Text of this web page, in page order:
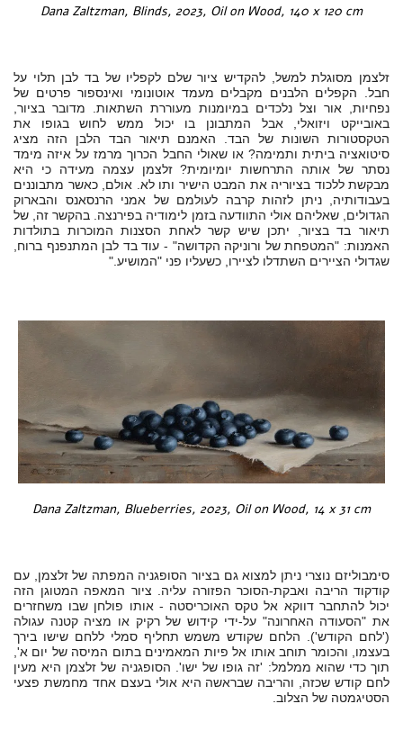
Dana Zaltzman, Blinds, 2023, Oil on Wood, 140 x 120 cm
זלצמן מסוגלת למשל, להקדיש ציור שלם לקפליו של בד לבן תלוי על
חבל. הקפלים הלבנים מקבלים מעמד אוטונומי ואינספור פרטים של
נפחיות, אור וצל נלכדים במיומנות מעוררת השתאות. מדובר בציור,
באובייקט ויזואלי, אבל המתבונן בו יכול ממש לחוש בגופו את
הטקסטורות השונות של הבד. האמנם תיאור הבד הלבן הזה מציג
סיטואציה ביתית ותמימה? או שאולי החבל הכרוך מרמז על איזה מימד
נסתר של אותה התרחשות יומיומית? זלצמן עצמה מעידה כי היא
מבקשת ללכוד בציוריה את המבט הישיר ותו לא. אולם, כאשר מתבוננים
בעבודותיה, ניתן לזהות קרבה לעולמם של אמני הרנסאנס והבארוק
הגדולים, שאליהם אולי התוודעה בזמן לימודיה בפירנצה. בהקשר זה, של
תיאור בד בציור, יתכן שיש קשר לאחת הסצנות המוכרות בתולדות
האמנות: "המטפחת של ורוניקה הקדושה" - עוד בד לבן המתנפנף ברוח,
שגדולי הציירים השתדלו לציירו, כשעליו פני "המושיע ".
Dana Zaltzman, Blueberries, 2023, Oil on Wood, 14 x 31 cm
סימבוליזם נוצרי ניתן למצוא גם בציור הסופגניה המפתה של זלצמן, עם
קודקוד הריבה ואבקת-הסוכר הפזורה עליה. ציור המאפה המטוגן הזה
יכול להתחבר דווקא אל טקס האוכריסטה - אותו פולחן שבו משחזרים
את "הסעודה האחרונה" על-ידי קידוש של רקיק או מציה קטנה עגולה
('לחם הקודש'). הלחם שקודש משמש תחליף סמלי ללחם שישו בירך
בעצמו, והכומר תוחב אותו אל פיות המאמינים בתום המיסה של יום א',
תוך כדי שהוא ממלמל: 'זה גופו של ישו'. הסופגניה של זלצמן היא מעין
לחם קודש שכזה, והריבה שבראשה היא אולי בעצם אחד מחמשת פצעי
הסטיגמטה של הצלוב